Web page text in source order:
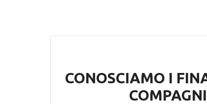
CONOSCIAMO I